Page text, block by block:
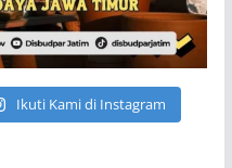
Ikuti Kami di Instagram